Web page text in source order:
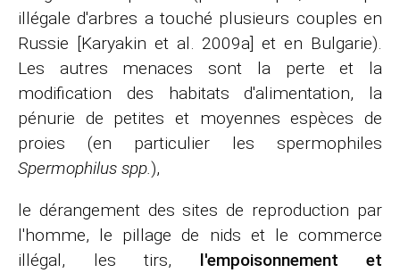
illégale d'arbres a touché plusieurs couples en
Russie [Karyakin et al. 2009a] et en Bulgarie).
Les autres menaces sont la perte et la
modification des habitats d'alimentation, la
pénurie de petites et moyennes espèces de
proies (en particulier les spermophiles
Spermophilus spp.),
le dérangement des sites de reproduction par
l'homme, le pillage de nids et le commerce
illégal, les tirs, l'empoisonnement et